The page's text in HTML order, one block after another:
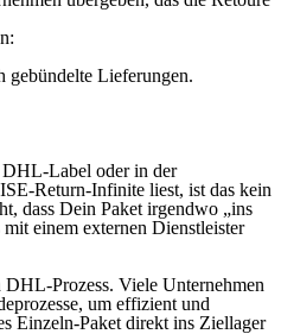
gebündelte Lieferungen.
DHL-Label oder in der
Return-Infinite liest, ist das kein
dass Dein Paket irgendwo „ins
einem externen Dienstleister
Prozess. Viele Unternehmen
um effizient und
Einzeln-Paket direkt ins Ziellager